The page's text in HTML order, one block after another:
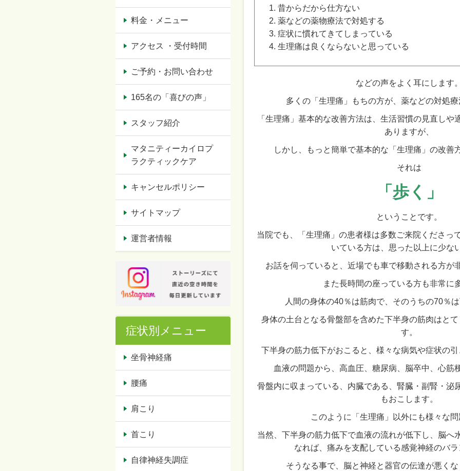
昔からだから仕方ない
薬などの薬物療法で対処する
症状に慣れてきてしまっている
生理痛は良くならないと思っている
などの声をよく耳にします
多くの「生理痛」もちの方が、薬などの対処
「生理痛」基本的な改善方法は、生活習慣の見直しや
ありますが、
しかし、もっと簡単で基本的な「生理痛」の改善
それは
「歩く」
ということです。
当院でも、「生理痛」の患者様は多数ご来院くださっ
いている方は、思った以上に少な
お話を伺っていると、近場でも車で移動される方が
また長時間の座っている方も非常に
人間の身体の40％は筋肉で、そのうちの70％
身体の土台となる骨盤部を含めた下半身の筋肉はと
す。
下半身の筋力低下がおこると、様々な病気や症状の
血液の問題から、高血圧、糖尿病、脳卒中、心筋
骨盤内に収まっている、内臓である、腎臓・副腎・泌
もおこします。
このように「生理痛」以外にも様々な
当然、下半身の筋力低下で血液の流れが低下し、脳へ
なれば、痛みを支配している感覚神経のバ
そうなる事で、脳と神経と器官の伝達が悪く
料金・メニュー
アクセス ・受付時間
ご予約・お問い合わせ
165名の「喜びの声」
スタッフ紹介
マタニティーカイロプ
ラクティックケア
キャンセルポリシー
サイトマップ
運営者情報
症状別メニュー
坐骨神経痛
腰痛
肩こり
首こり
自律神経失調症